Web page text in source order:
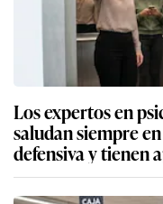
Los expertos en
saludan siempre
defensiva y tienen